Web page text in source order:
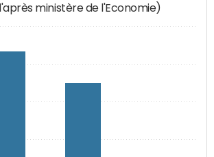
ministère de l'Economie)